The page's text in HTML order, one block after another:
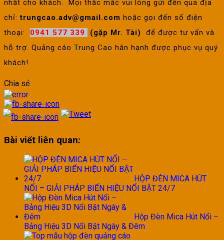
nhất cho khách. Mọi thắc mắc vui lòng gửi đến qua địa
chỉ:trungcao.adv@gmail.com hoặc gọi đến số điện
thoại: 0941 577 339 (gặp Mr. Tài)
để được tư vấn và
hỗ trợ. Quảng cáo Trung Cao hân hạnh được phục vụ quý
khách!
Chia sẻ:
Bài viết liên quan:
HỘP ĐÈN MICA HÚT
NỔI – GIẢI PHÁP BIỂN HIỆU NỔI BẬT 24/7
Hộp Đèn Mica Hút Nổi –
Bảng Hiệu 3D Nổi Bật Ngày & Đêm